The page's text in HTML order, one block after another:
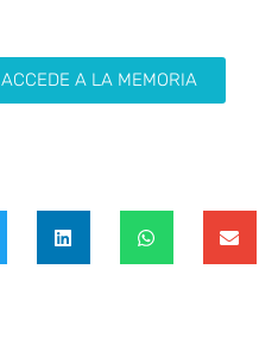
ACCEDE A LA MEMORIA